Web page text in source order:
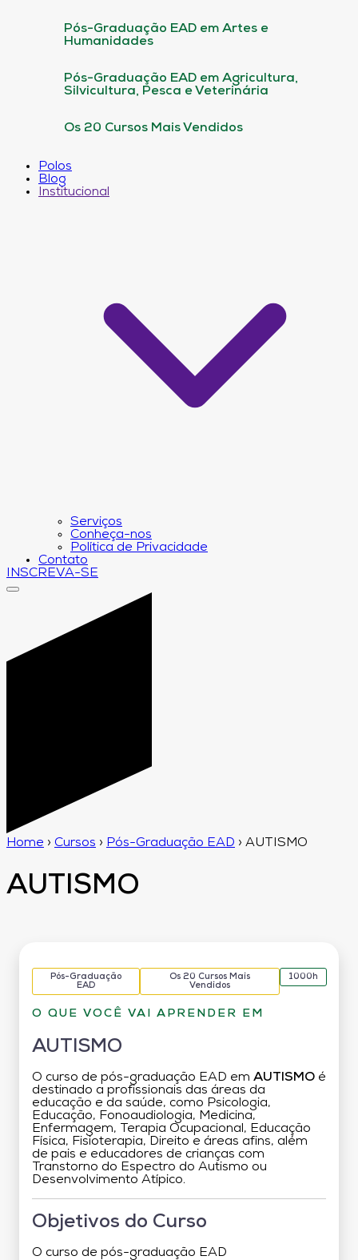
Pós-Graduação EAD em Artes e
Humanidades
Pós-Graduação EAD em Agricultura,
Silvicultura, Pesca e Veterinária
Os 20 Cursos Mais Vendidos
Polos
Blog
Institucional
Serviços
Conheça-nos
Política de Privacidade
Contato
INSCREVA-SE
Home › Cursos › Pós-Graduação EAD › AUTISMO
AUTISMO
Pós-Graduação
EAD
Os 20 Cursos Mais
Vendidos
1000h
O QUE VOCÊ VAI APRENDER EM
AUTISMO
O curso de pós-graduação EAD em AUTISMO é
destinado a profissionais das áreas da
educação e da saúde, como Psicologia,
Educação, Fonoaudiologia, Medicina,
Enfermagem, Terapia Ocupacional, Educação
Física, Fisioterapia, Direito e áreas afins, além
de pais e educadores de crianças com
Transtorno do Espectro do Autismo ou
Desenvolvimento Atípico.
Objetivos do Curso
O curso de pós-graduação EAD